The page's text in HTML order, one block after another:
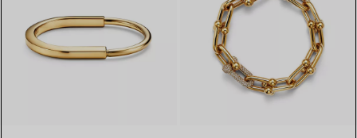
5 Materialien